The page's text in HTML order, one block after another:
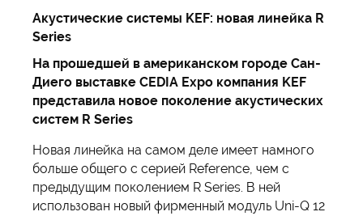
Акустические системы KEF: новая линейка R
Series
На прошедшей в американском городе Сан-
Диего выставке CEDIA Expo компания KEF
представила новое поколение акустических
систем R Series
Новая линейка на самом деле имеет намного
больше общего с серией Reference, чем с
предыдущим поколением R Series. В ней
использован новый фирменный модуль Uni-Q 12